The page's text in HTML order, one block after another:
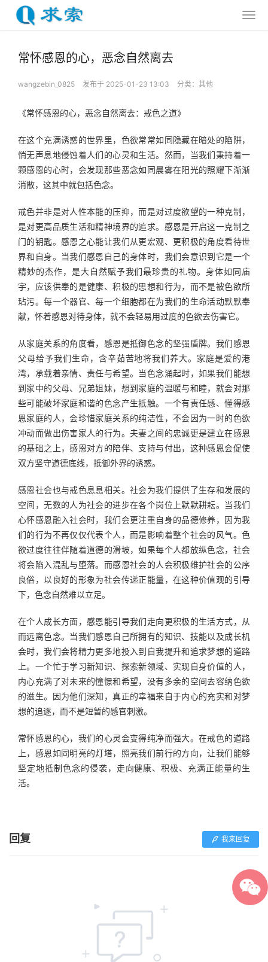
常怀感恩的心，恶念自然离去
wangzebin_0825 发布于 2025-01-23 13:03 分类： 其他
《常怀感恩的心，恶念自然离去：戒色之道》
在这个充满诱惑的世界里，色欲常常如同隐藏在暗处的陷阱，
悄无声息地侵蚀着人们的心灵和生活。然而，当我们秉持着一
颗感恩的心时，会发现那些恶念如同晨雾在阳光的照耀下渐渐
消散，这其中就包括色念。
戒色并非是对人性本能的压抑，而是对过度欲望的一种克制，
是对更高品质生活和精神境界的追求。感恩是开启这一克制之
门的钥匙。感恩之心能让我们从更宏观、更积极的角度看待世
界和自身。当我们感恩自己的身体时，我们会意识到它是一个
精妙的杰作，是大自然赋予我们最珍贵的礼物。身体如同庙
宇，应该供奉的是健康、积极的思想和行为，而不是被色欲所
玷污。每一个器官、每一个细胞都在为我们的生命活动默默奉
献，怀着感恩对待身体，就不会轻易用过度的色欲去伤害它。
从家庭关系的角度看，感恩是抵御色念的坚强盾牌。我们感恩
父母给予我们生命，含辛茹苦地将我们养大。家庭是爱的港
湾，承载着亲情、责任与希望。当色念涌起时，如果我们能想
到家中的父母、兄弟姐妹，想到家庭的温暖与和睦，就会对那
些可能破坏家庭和谐的色念产生抵触。一个有责任感、懂得感
恩家庭的人，会珍惜家庭关系的纯洁性，不会因为一时的色欲
冲动而做出伤害家人的行为。夫妻之间的忠诚更是建立在感恩
的基础之上，感恩对方的陪伴、支持与付出，这种感恩会促使
双方坚守道德底线，抵御外界的诱惑。
感恩社会也与戒色息息相关。社会为我们提供了生存和发展的
空间，无数的人为社会的进步在各个岗位上默默耕耘。当我们
心怀感恩融入社会时，我们会更注重自身的品德修养，因为我
们的行为不再仅仅代表个人，而是影响着整个社会的风气。色
欲过度往往伴随着道德的滑坡，如果每个人都放纵色念，社会
将会陷入混乱与堕落。而感恩社会的人会积极维护社会的公序
良俗，以良好的形象为社会传递正能量，在这种价值观的引导
下，色念自然难以立足。
在个人成长方面，感恩能引导我们走向更积极的生活方式，从
而远离色念。当我们感恩自己所拥有的知识、技能以及成长机
会时，我们会将精力更多地投入到自我提升和追求梦想的道路
上。一个忙于学习新知识、探索新领域、实现自身价值的人，
内心充满了对未来的憧憬和希望，没有多余的空间去容纳色欲
的滋生。因为他们深知，真正的幸福来自于内心的充实和对梦
想的追逐，而不是短暂的感官刺激。
常怀感恩的心，我们的心灵会变得纯净而强大。在戒色的道路
上，感恩如同明亮的灯塔，照亮我们前行的方向，让我们能够
坚定地抵制色念的侵袭，走向健康、积极、充满正能量的生
活。
回复 我来回复